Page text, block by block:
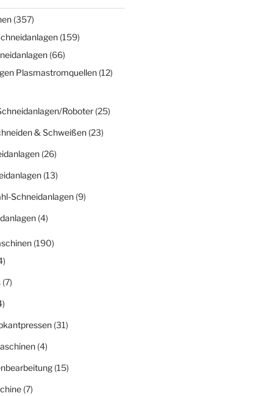
(357)
(159)
(66)
Plasmastromquellen(12)
Roboter(25)
& Schweißen(23)
(26)
(13)
Schneidanlagen(9)
(4)
(190)
(7)
(31)
(4)
(15)
(7)